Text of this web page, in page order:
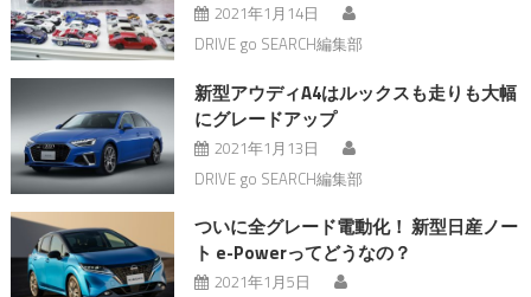
2021年1月14日
DRIVE go SEARCH編集部
新型アウディA4はルックスも走りも大幅
にグレードアップ
2021年1月13日
DRIVE go SEARCH編集部
ついに全グレード電動化！ 新型日産ノー
ト e-Powerってどうなの？
2021年1月5日